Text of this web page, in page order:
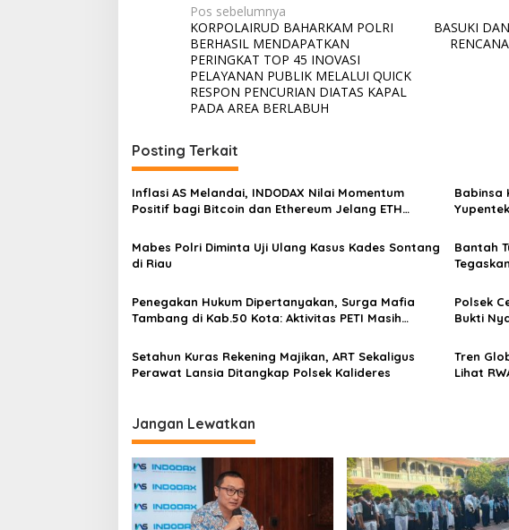
N
a
v
i
g
a
s
i
p
o
Pos sebelumnya
KORPOLAIRUD BAHARKAM POLRI
BERHASIL MENDAPATKAN
PERINGKAT TOP 45 INOVASI
PELAYANAN PUBLIK MELALUI QUICK
RESPON PENCURIAN DIATAS KAPAL
PADA AREA BERLABUH
BASUKI
Posting Terkait
Inflasi AS Melandai, INDODAX Nilai Momentum
Positif bagi Bitcoin dan Ethereum Jelang ETH
Babinsa
Mabes Polri Diminta Uji Ulang Kasus Kades Sontang
di Riau
Bantah
Penegakan Hukum Dipertanyakan, Surga Mafia
Tambang di Kab.50 Kota: Aktivitas PETI Masih
Polsek
Bukti
Setahun Kuras Rekening Majikan, ART Sekaligus
Perawat Lansia Ditangkap Polsek Kalideres
Tren
Lihat
Jangan Lewatkan